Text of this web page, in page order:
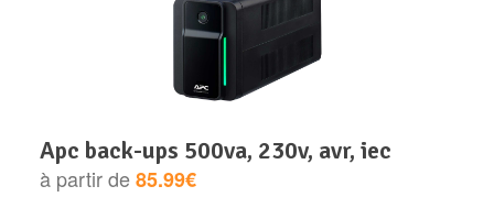
apc back-ups 500va, 230v, avr, iec
à partir de85.99€